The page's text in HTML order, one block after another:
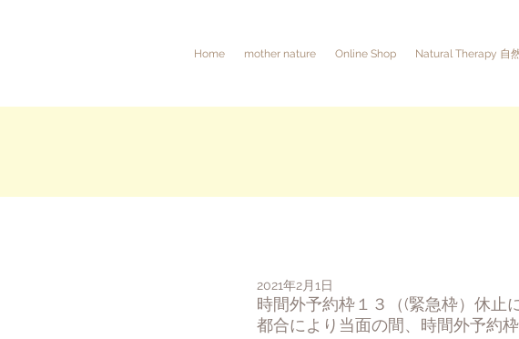
Home mother nature Online Shop Natural Therapy 自
時間外予約枠１３（(緊急枠）休止
2021年2月1日
都合により当面の間、時間外予約